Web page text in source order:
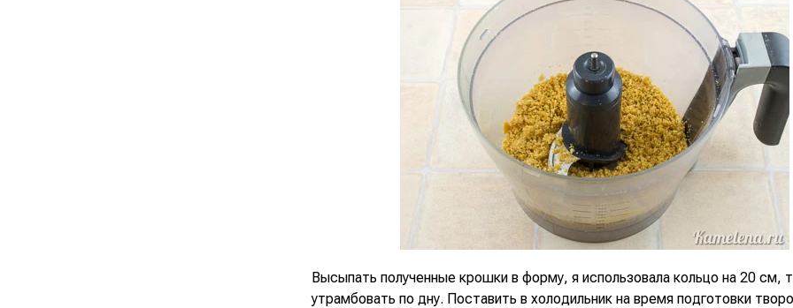
Высыпать полученные крошки в форму, я использовала кольцо на 20 см,
утрамбовать по дну. Поставить в холодильник на время подготовки